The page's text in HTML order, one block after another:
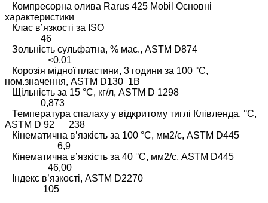
Компресорна олива Rarus 425 Mobil Основні
характеристики
Клас в’язкості за ISO
46
Зольність сульфатна, % мас., ASTM D874
<0,01
Корозія мідної пластини, 3 години за 100 °C,
ном.значення, ASTM D130 1В
Щільність за 15 °C, кг/л, ASTM D 1298
0,873
Температура спалаху у відкритому тиглі Клівленда, °C,
ASTM D 92 238
Кінематична в’язкість за 100 °C, мм2/с, ASTM D445
6,9
Кінематична в’язкість за 40 °C, мм2/с, ASTM D445
46,00
Індекс в’язкості, ASTM D2270
105